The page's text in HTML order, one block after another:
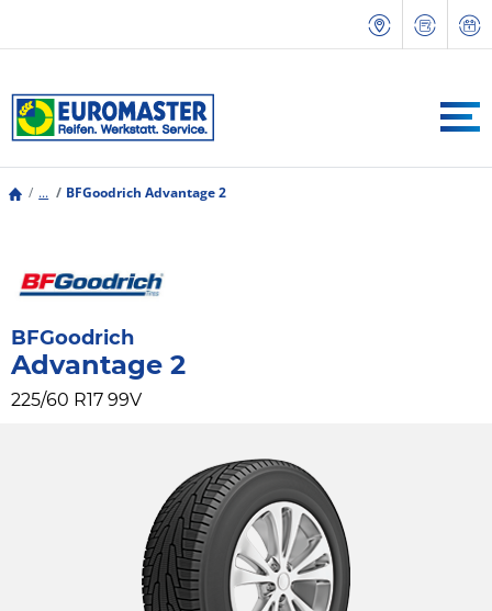
... BFGoodrich Advantage 2
BFGoodrich
Advantage 2
225/60 R17 99V